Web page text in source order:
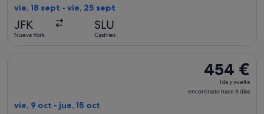
vie, 18 sept - vie, 25 sept
JFK
Nueva York
SLU
Castries
454 €
Ida
y
454 €
Ida y vuelta
encontrado hace 6 días
vie, 9 oct - jue, 15 oct